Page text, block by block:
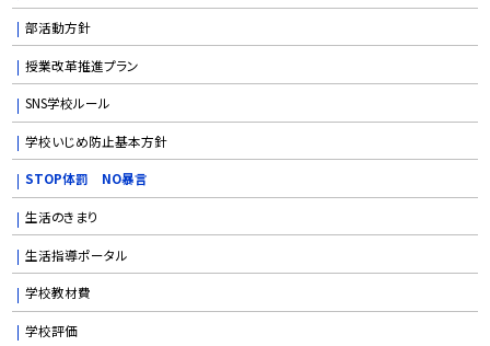
部活動方針
授業改革推進プラン
SNS学校ルール
学校いじめ防止基本方針
STOP体罰 NO暴言
生活のきまり
生活指導ポータル
学校教材費
学校評価